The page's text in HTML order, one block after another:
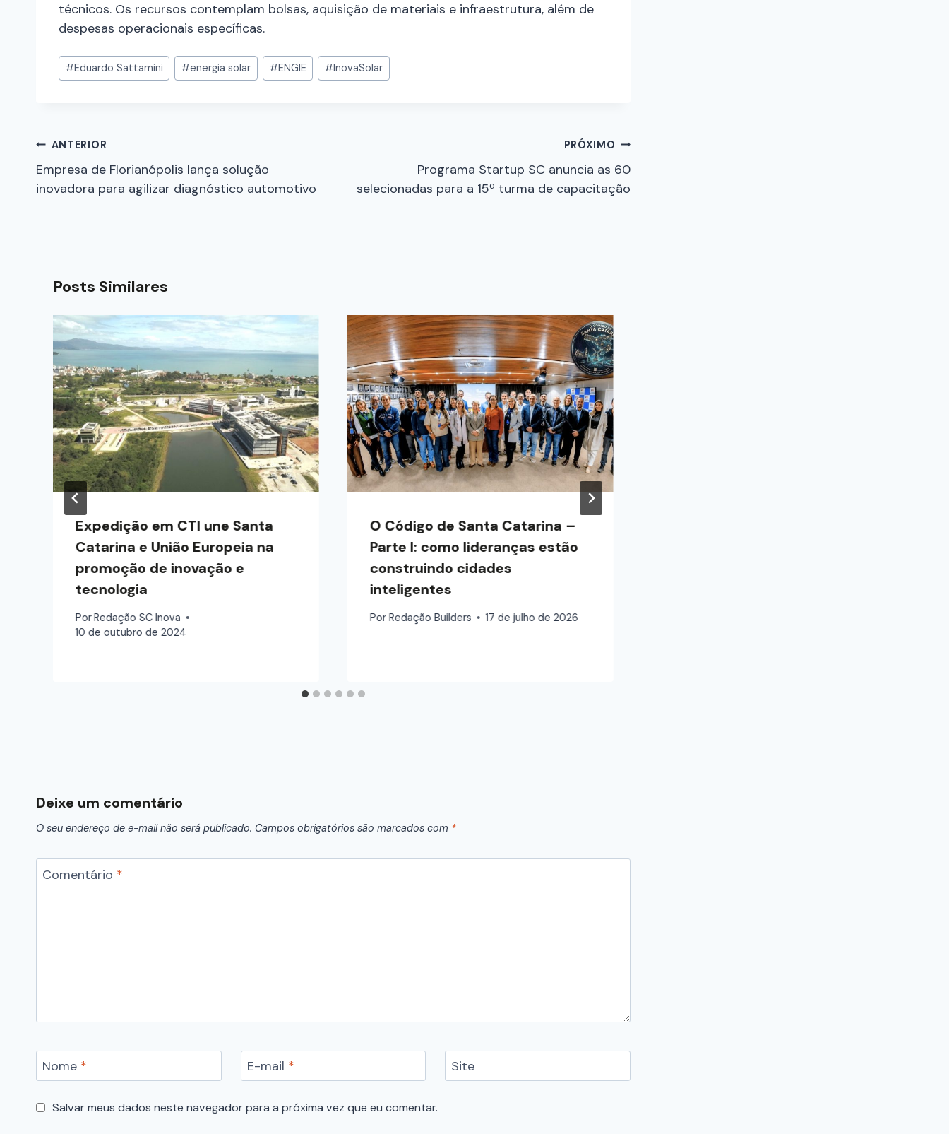
técnicos. Os recursos contemplam bolsas, aquisição de materiais e infraestrutura, além de
despesas operacionais específicas.
#Eduardo Sattamini #energia solar #ENGIE #InovaSolar
ANTERIOR
Empresa de Florianópolis lança solução
inovadora para agilizar diagnóstico automotivo
PRÓXIMO
Programa Startup SC anuncia as 60
selecionadas para a 15ª turma de capacitação
Posts Similares
Expedição em CTI une Santa
Catarina e União Europeia na
promoção de inovação e
tecnologia
PorRedação SC Inova
10 de outubro de 2024
​O Código de Santa Catarina –
Parte I: como lideranças estão
construindo cidades
inteligentes
Por Redação Builders 17 de julho de 2026
Deixe um comentário
O seu endereço de e-mail não será publicado. Campos obrigatórios são marcados com *
Comentário *
Nome * E-mail * Site
Salvar meus dados neste navegador para a próxima vez que eu comentar.